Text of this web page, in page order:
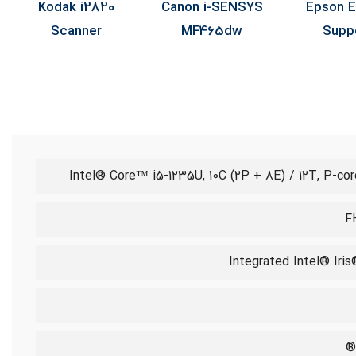
Canon i-
MF465dw
Kodak i2820
Scanner
Kodak E1040
Scanner
Intel® Core™ i5-1235U, 10C (2P + 8E) / 12T, P-
Integrated Intel®